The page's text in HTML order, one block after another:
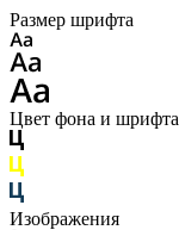
Размер шрифта
Цвет фона и шрифта
Изображения